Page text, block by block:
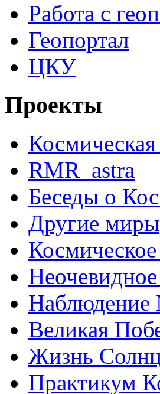
Работа с
Геопортал
ЦКУ
Проекты
RMR_astra
Беседы о
Другие миры
Великая
Жизнь
Практикум